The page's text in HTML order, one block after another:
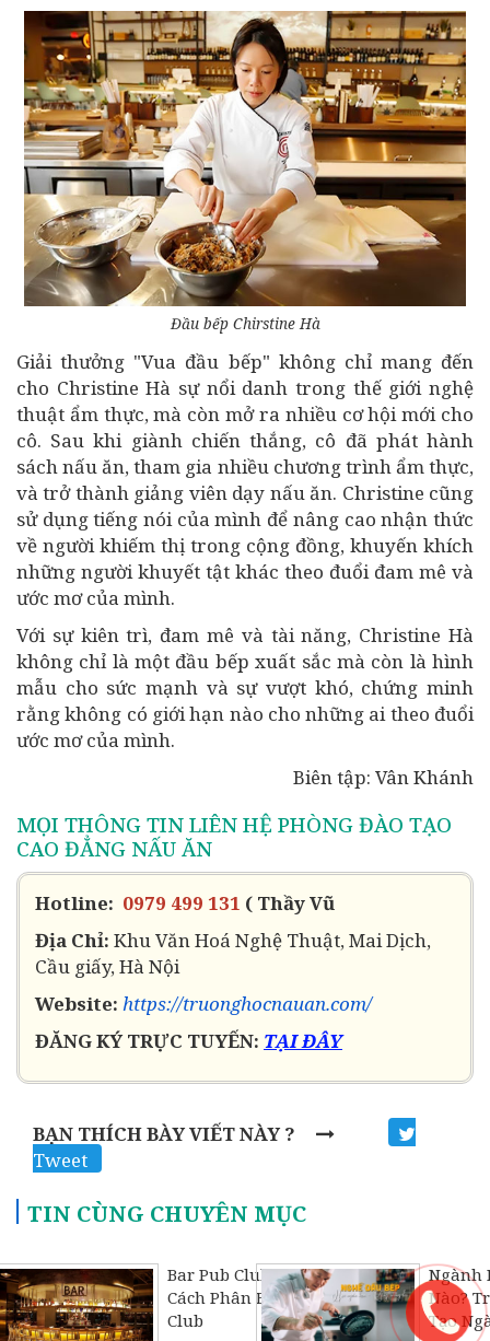
Đầu bếp Chirstine Hà
Giải thưởng "Vua đầu bếp" không chỉ mang đến
cho Christine Hà sự nổi danh trong thế giới nghệ
thuật ẩm thực, mà còn mở ra nhiều cơ hội mới cho
cô. Sau khi giành chiến thắng, cô đã phát hành
sách nấu ăn, tham gia nhiều chương trình ẩm thực,
và trở thành giảng viên dạy nấu ăn. Christine cũng
sử dụng tiếng nói của mình để nâng cao nhận thức
về người khiếm thị trong cộng đồng, khuyến khích
những người khuyết tật khác theo đuổi đam mê và
ước mơ của mình.
Với sự kiên trì, đam mê và tài năng, Christine Hà
không chỉ là một đầu bếp xuất sắc mà còn là hình
mẫu cho sức mạnh và sự vượt khó, chứng minh
rằng không có giới hạn nào cho những ai theo đuổi
ước mơ của mình.
Biên tập: Vân Khánh
MỌI THÔNG TIN LIÊN HỆ PHÒNG ĐÀO TẠO
CAO ĐẲNG NẤU ĂN
Hotline: 0979 499 131 ( Thầy Vũ
Địa Chỉ: Khu Văn Hoá Nghệ Thuật, Mai Dịch,
Cầu giấy, Hà Nội
Website: https://truonghocnauan.com/
ĐĂNG KÝ TRỰC TUYẾN: TẠI ĐÂY
BẠN THÍCH BÀY VIẾT NÀY ?
Tweet
TIN CÙNG CHUYÊN MỤC
Bar Pub Club Là Gì?
Cách Phân Biệt Bar Pub
Club
Ngành
Nào?
Tạo